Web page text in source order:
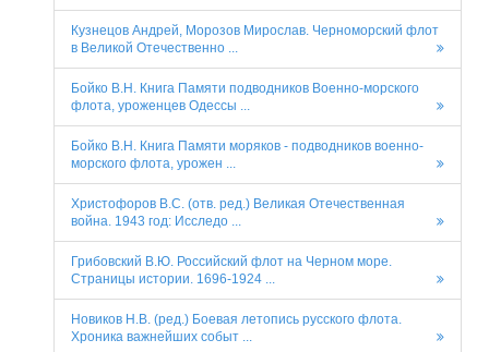
Кузнецов Андрей, Морозов Мирослав. Черноморский флот
в Великой Отечественно ...
Бойко В.Н. Книга Памяти подводников Военно-морского
флота, уроженцев Одессы ...
Бойко В.Н. Книга Памяти моряков - подводников военно-
морского флота, урожен ...
Христофоров В.С. (отв. ред.) Великая Отечественная
война. 1943 год: Исследо ...
Грибовский В.Ю. Российский флот на Черном море.
Страницы истории. 1696-1924 ...
Новиков Н.В. (ред.) Боевая летопись русского флота.
Хроника важнейших событ ...